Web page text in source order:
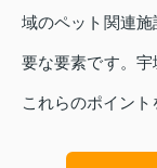
域のペット関連
要な要素です。宇
これらのポイント